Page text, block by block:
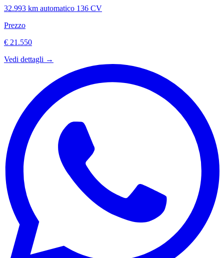
32.993 km automatico 136 CV
Prezzo
€ 21.550
Vedi dettagli →